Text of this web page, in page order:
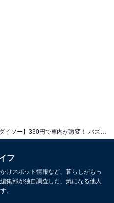
ーが「広がる」ことで、今
いたことが可能になりま
ける
フ
けスポット情報など、暮らしがもっ
集部が独自調査した、気になる他人
。